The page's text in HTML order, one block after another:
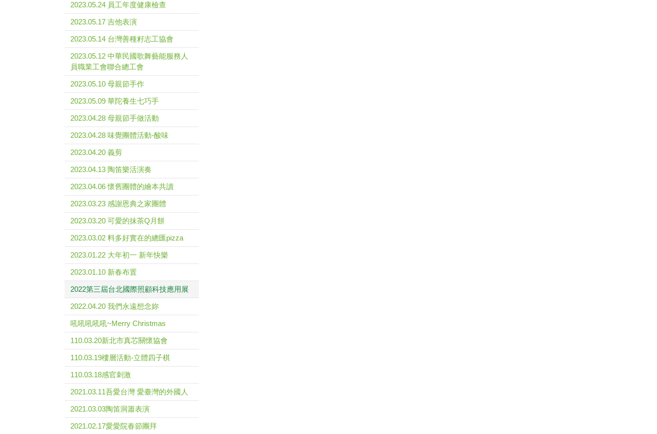
2023.05.24 員工年度健康檢查
2023.05.17 吉他表演
2023.05.14 台灣善種籽志工協會
2023.05.12 中華民國歌舞藝能服務人
員職業工會聯合總工會
2023.05.10 母親節手作
2023.05.09 華陀養生七巧手
2023.04.28 母親節手做活動
2023.04.28 味覺團體活動-酸味
2023.04.20 義剪
2023.04.13 陶笛樂活演奏
2023.04.06 懷舊團體的繪本共讀
2023.03.23 感謝恩典之家團體
2023.03.20 可愛的抹茶Q月餅
2023.03.02 料多好實在的總匯pizza
2023.01.22 大年初一 新年快樂
2023.01.10 新春布置
2022第三屆台北國際照顧科技應用展
2022.04.20 我們永遠想念妳
吼吼吼吼吼~Merry Christmas
110.03.20新北市真芯關懷協會
110.03.19樓層活動-立體四子棋
110.03.18感官刺激
2021.03.11吾愛台灣 愛臺灣的外國人
2021.03.03陶笛洞簫表演
2021.02.17愛愛院春節團拜